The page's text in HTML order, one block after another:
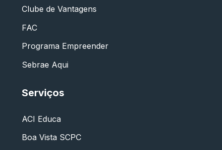
Clube de Vantagens
FAC
Programa Empreender
Sebrae Aqui
Serviços
ACI Educa
Boa Vista SCPC